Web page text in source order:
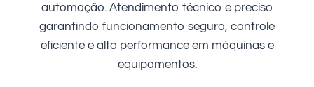
automação. Atendimento técnico e preciso
garantindo funcionamento seguro, controle
eficiente e alta performance em máquinas e
equipamentos.